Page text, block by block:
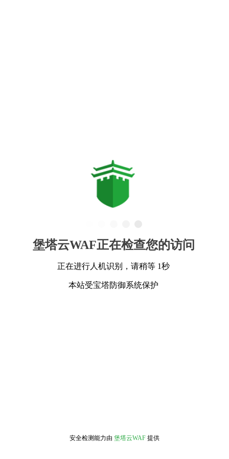
堡塔云WAF正在检查您的访问
正在进行人机识别，请稍等 1秒
本站受宝塔防御系统保护
安全检测能力由 堡塔云WAF 提供